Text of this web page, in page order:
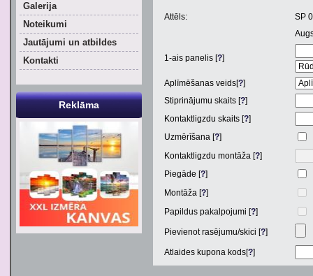
Attēls:
SP
1-ais panelis [?]
Aplīmēšanas veids[?]
Stiprinājumu skaits [?]
Kontaktligzdu skaits [?]
Uzmērīšana [?]
Kontaktligzdu montāža [?]
Piegāde [?]
Montāža [?]
Papildus pakalpojumi [?]
Pievienot rasējumu/skici [?]
Atlaides kupona kods[?]
Galerija
Noteikumi
Jautājumi un atbildes
Kontakti
Reklāma